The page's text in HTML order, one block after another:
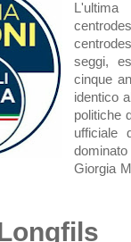
seggi,
cinque
identico
politiche
ufficiale
Giorgia